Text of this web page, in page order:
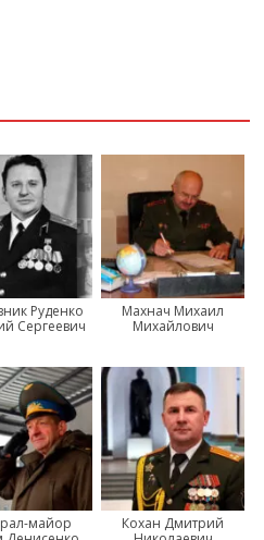
Руденко
Сергеевич
Махнач Михаил
Михайлович
майор
Кохан Дмитрий